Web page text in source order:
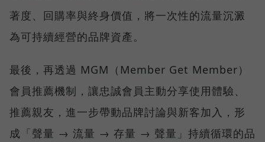
著度、回購率與終身價值，將一次性的流量沉澱
為可持續經營的品牌資產。
最後，再透過 MGM（Member Get Member）
會員推薦機制，讓忠誠會員主動分享使用體驗、
推薦親友，進一步帶動品牌討論與新客加入，形
成「聲量 → 流量 → 存量 → 聲量」持續循環的品